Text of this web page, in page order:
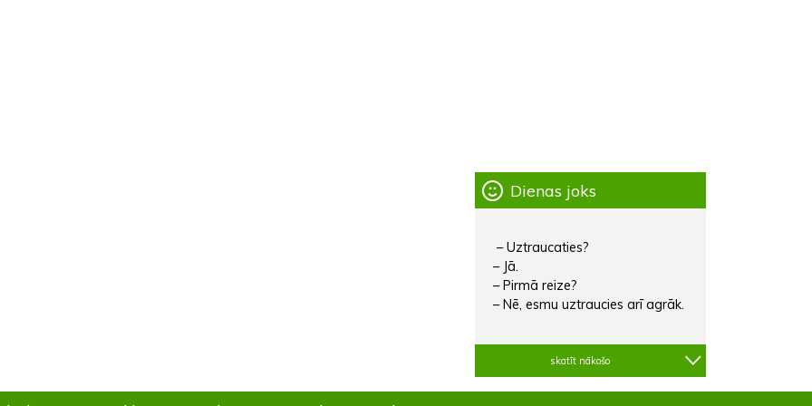
Dienas joks
– Uztraucaties?
– Jā.
– Pirmā reize?
– Nē, esmu uztraucies arī agrāk.
skatīt nākošo